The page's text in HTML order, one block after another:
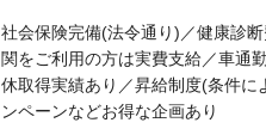
社会保険完備(法令通り)／健康診
関をご利用の方は実費支給／車通
休取得実績あり／昇給制度(条件に
ンペーンなどお得な企画あり